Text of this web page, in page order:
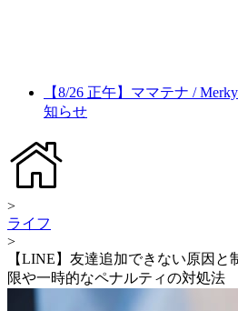
【8/26 正午】ママテナ /
知らせ
>
ライフ
>
【LINE】友達追加できない原因と
限や一時的なペナルティの対処法